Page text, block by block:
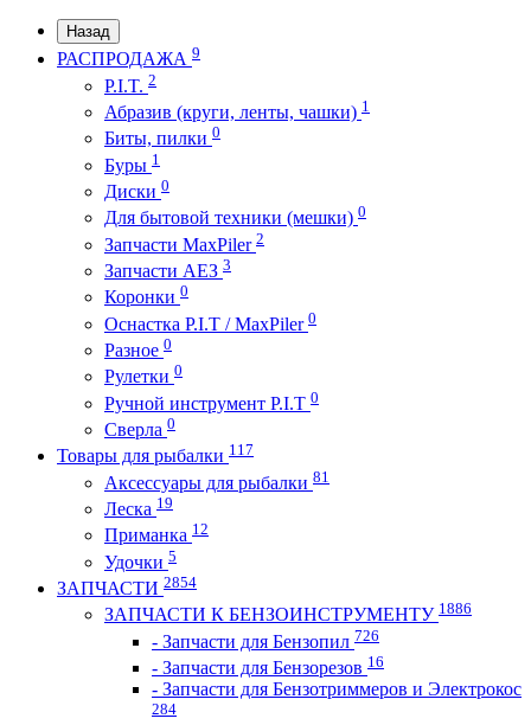
Назад
РАСПРОДАЖА 9
P.I.T. 2
Абразив (круги, ленты, чашки) 1
Биты, пилки 0
Буры 1
Диски 0
Для бытовой техники (мешки) 0
Запчасти MaxPiler 2
Запчасти АЕЗ 3
Коронки 0
Оснастка P.I.T / MaxPiler 0
Разное 0
Рулетки 0
Ручной инструмент P.I.T 0
Сверла 0
Товары для рыбалки 117
Аксессуары для рыбалки 81
Леска 19
Приманка 12
Удочки 5
ЗАПЧАСТИ 2854
ЗАПЧАСТИ К БЕНЗОИНСТРУМЕНТУ 1886
- Запчасти для Бензопил 726
- Запчасти для Бензорезов 16
- Запчасти для Бензотриммеров и Электрокос
284